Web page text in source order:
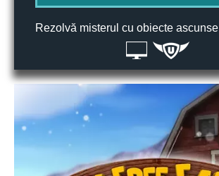
Rezolvă misterul cu obiecte ascunse